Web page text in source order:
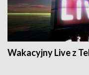
Wakacyjny Live z